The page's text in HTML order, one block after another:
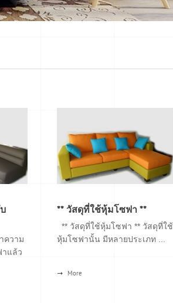
ความ
แล้ว
** วัสดุที่ใช้หุ้มโซฟา **
** วัสดุที่ใช้หุ้มโซฟา ** วัสดุที่ใช้
หุ้มโซฟานั้น มีหลายประเภท ...
More